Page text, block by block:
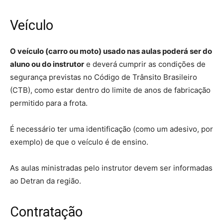
Veículo
O veículo (carro ou moto) usado nas aulas poderá ser do
aluno ou do instrutor e deverá cumprir as condições de
segurança previstas no Código de Trânsito Brasileiro
(CTB), como estar dentro do limite de anos de fabricação
permitido para a frota.
É necessário ter uma identificação (como um adesivo, por
exemplo) de que o veículo é de ensino.
As aulas ministradas pelo instrutor devem ser informadas
ao Detran da região.
Contratação